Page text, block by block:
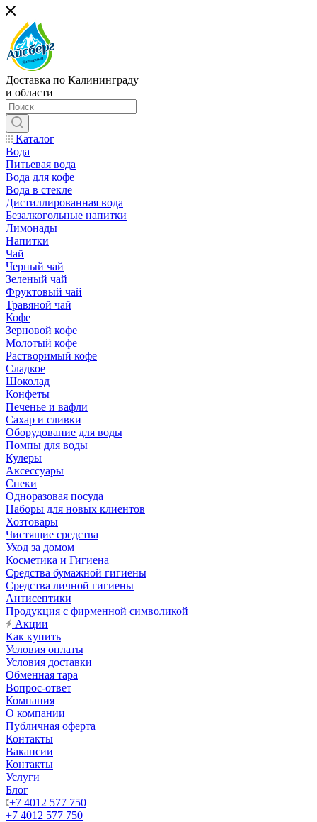
Доставка по Калининграду
и области
Каталог
Вода
Питьевая вода
Вода для кофе
Вода в стекле
Дистиллированная вода
Безалкогольные напитки
Лимонады
Напитки
Чай
Черный чай
Зеленый чай
Фруктовый чай
Травяной чай
Кофе
Зерновой кофе
Молотый кофе
Растворимый кофе
Сладкое
Шоколад
Конфеты
Печенье и вафли
Сахар и сливки
Оборудование для воды
Помпы для воды
Кулеры
Аксессуары
Снеки
Одноразовая посуда
Наборы для новых клиентов
Хозтовары
Чистящие средства
Уход за домом
Косметика и Гигиена
Средства бумажной гигиены
Средства личной гигиены
Антисептики
Продукция с фирменной символикой
Акции
Как купить
Условия оплаты
Условия доставки
Обменная тара
Вопрос-ответ
Компания
О компании
Публичная оферта
Контакты
Вакансии
Контакты
Услуги
Блог
+7 4012 577 750
+7 4012 577 750